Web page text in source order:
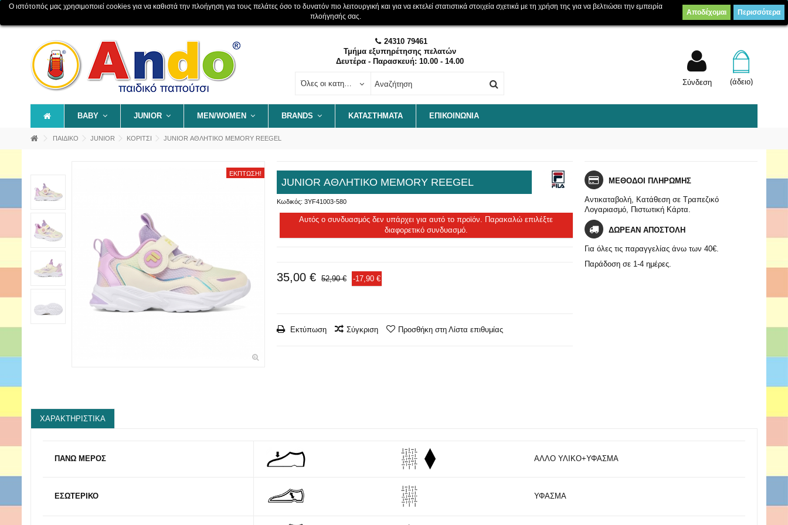
Συγκρίνετε(0)
24310 79461
Τμήμα εξυπηρέτησης πελατών
Δευτέρα - Παρασκευή: 10.00 - 14.00
(άδειο)
Σύνδεση
Ο ιστότοπός μας χρησιμοποιεί cookies για να καθιστά την πλοήγηση για τους πελάτες όσο το δυνατόν πιο λειτουργική και για να εκτελεί στατιστικά στοιχεία σχετικά με τη χρήση της για να βελτιώσει την εμπειρία
πλοήγησής σας.
Αποδέχομαι Περισσότερα
BABY JUNIOR MEN/WOMEN BRANDS ΚΑΤΑΣΤΗΜΑΤΑ ΕΠΙΚΟΙΝΩΝΊΑ
ΠΑΙΔΙΚΟ JUNIOR ΚΟΡΙΤΣΙ JUNIOR ΑΘΛΗΤΙΚΟ MEMORY REEGEL
ΈΚΠΤΩΣΗ!
JUNIOR ΑΘΛΗΤΙΚΟ MEMORY REEGEL
Κωδικός: 3YF41003-580
Αυτός ο συνδυασμός δεν υπάρχει για αυτό το προϊόν. Παρακαλώ επιλέξτε
διαφορετικό συνδυασμό.
35,00 € 52,90 € -17,90 €
Εκτύπωση Σύγκριση Προσθήκη στη Λίστα επιθυμίας
ΜΕΘΟΔΟΙ ΠΛΗΡΩΜΗΣ
Αντικαταβολή, Κατάθεση σε Τραπεζικό
Λογαριασμό, Πιστωτική Κάρτα.
ΔΩΡΕΑΝ ΑΠΟΣΤΟΛΗ
Για όλες τις παραγγελίας άνω των 40€.
Παράδοση σε 1-4 ημέρες.
ΧΑΡΑΚΤΗΡΙΣΤΙΚΆ
ΠΑΝΩ ΜΕΡΟΣ ΑΛΛΟ ΥΛΙΚΟ+ΥΦΑΣΜΑ
ΕΣΩΤΕΡΙΚΟ ΥΦΑΣΜΑ